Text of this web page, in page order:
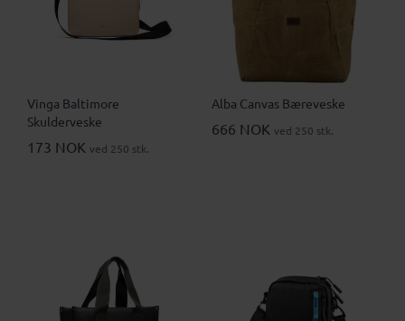
Vinga Baltimore
Skulderveske
173 NOK ved 250 stk.
Alba Canvas Bæreveske
666 NOK ved 250 stk.